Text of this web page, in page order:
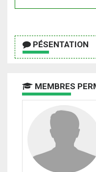
PÉSENTATION
MEMBRES